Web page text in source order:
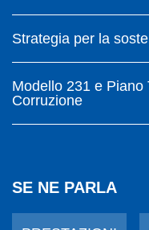
Strategia per la
Modello 231 e
Corruzione
SE NE PARLA